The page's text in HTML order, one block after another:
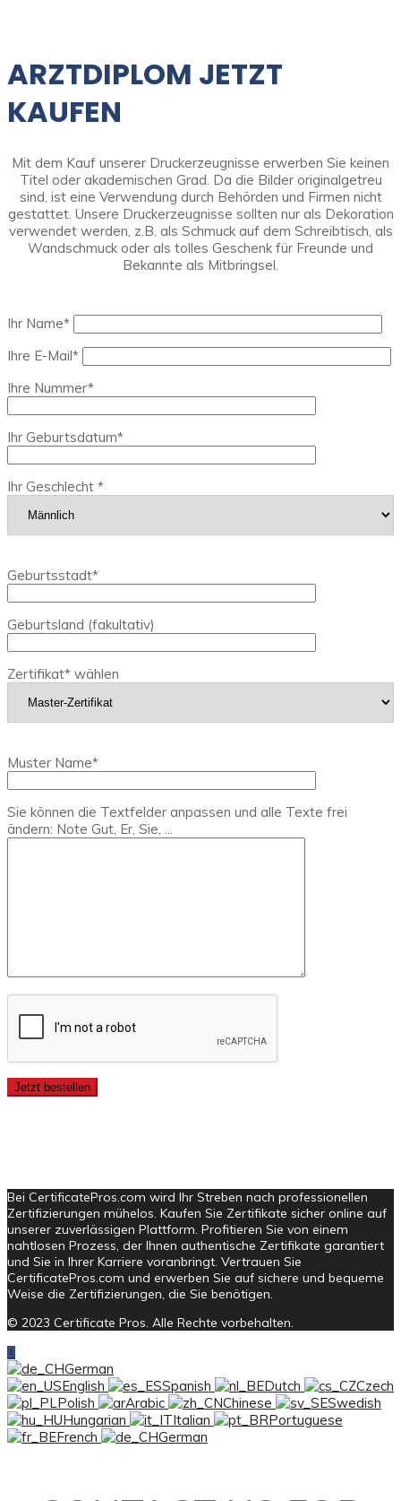
ARZTDIPLOM JETZT
KAUFEN
Mit dem Kauf unserer Druckerzeugnisse erwerben Sie keinen
Titel oder akademischen Grad. Da die Bilder originalgetreu
sind, ist eine Verwendung durch Behörden und Firmen nicht
gestattet. Unsere Druckerzeugnisse sollten nur als Dekoration
verwendet werden, z.B. als Schmuck auf dem Schreibtisch, als
Wandschmuck oder als tolles Geschenk für Freunde und
Bekannte als Mitbringsel.
Ihr Name*
Ihre E-Mail*
Ihre Nummer*
Ihr Geburtsdatum*
Ihr Geschlecht *
Geburtsstadt*
Geburtsland (fakultativ)
Zertifikat* wählen
Muster Name*
Sie können die Textfelder anpassen und alle Texte frei
ändern: Note Gut, Er, Sie, ...
Bei CertificatePros.com wird Ihr Streben nach professionellen
Zertifizierungen mühelos. Kaufen Sie Zertifikate sicher online auf
unserer zuverlässigen Plattform. Profitieren Sie von einem
nahtlosen Prozess, der Ihnen authentische Zertifikate garantiert
und Sie in Ihrer Karriere voranbringt. Vertrauen Sie
CertificatePros.com und erwerben Sie auf sichere und bequeme
Weise die Zertifizierungen, die Sie benötigen.
© 2023 Certificate Pros. Alle Rechte vorbehalten.
German
English
Spanish Dutch
Czech
Polish
Arabic Chinese
Swedish
Hungarian
Italian
Portuguese
French
German